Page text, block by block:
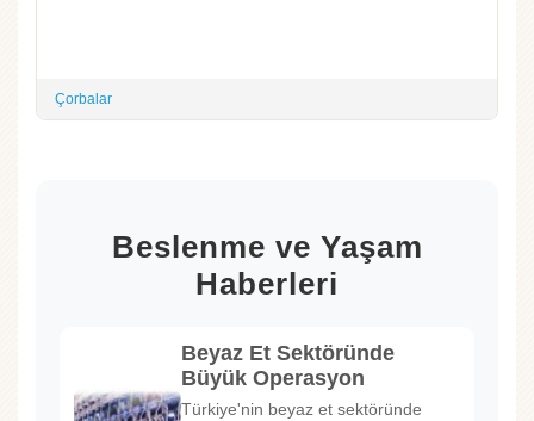
Çorbalar
Beslenme ve Yaşam
Haberleri
Beyaz Et Sektöründe
Büyük Operasyon
Türkiye'nin beyaz et sektöründe